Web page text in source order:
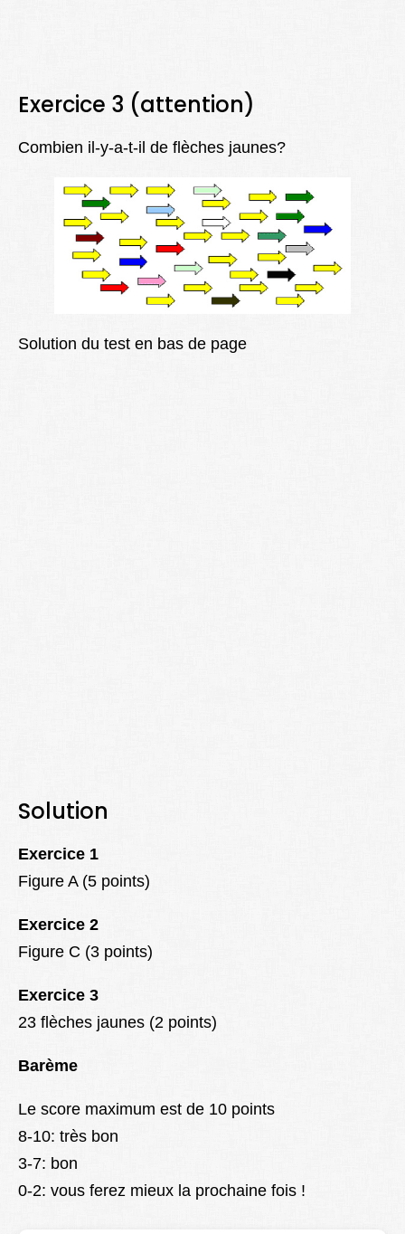
Exercice 3 (attention)
Combien il-y-a-t-il de flèches jaunes?
Solution du test en bas de page
Solution
Exercice 1
Figure A (5 points)
Exercice 2
Figure C (3 points)
Exercice 3
23 flèches jaunes (2 points)
Barème
Le score maximum est de 10 points
8-10: très bon
3-7: bon
0-2: vous ferez mieux la prochaine fois !